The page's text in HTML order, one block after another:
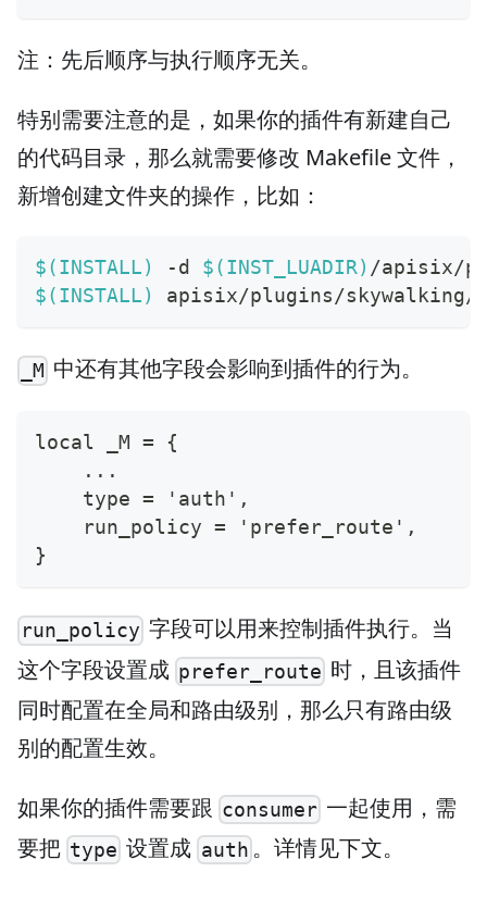
注：先后顺序与执行顺序无关。
特别需要注意的是，如果你的插件有新建自己
的代码目录，那么就需要修改 Makefile 文件，
新增创建文件夹的操作，比如：
$(INSTALL) -d $(INST_LUADIR) /apisix/
$(INSTALL) apisix/plugins/
_M 中还有其他字段会影响到插件的行为。
local _M = {
    ...
    type = 'auth',
    run_policy = 'prefer_route',
}
run_policy 字段可以用来控制插件执行。当
这个字段设置成 prefer_route 时，且该插件
同时配置在全局和路由级别，那么只有路由级
别的配置生效。
如果你的插件需要跟 consumer 一起使用，需
要把 type 设置成 auth。详情见下文。